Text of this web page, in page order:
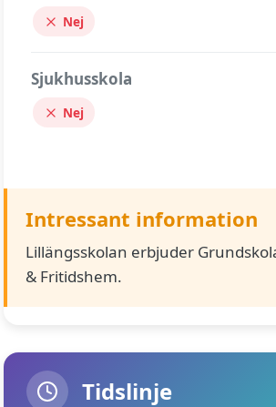
Nej
Sjukhusskola
Nej
Intressant information
Lillängsskolan erbjuder
& Fritidshem.
Tidslinje